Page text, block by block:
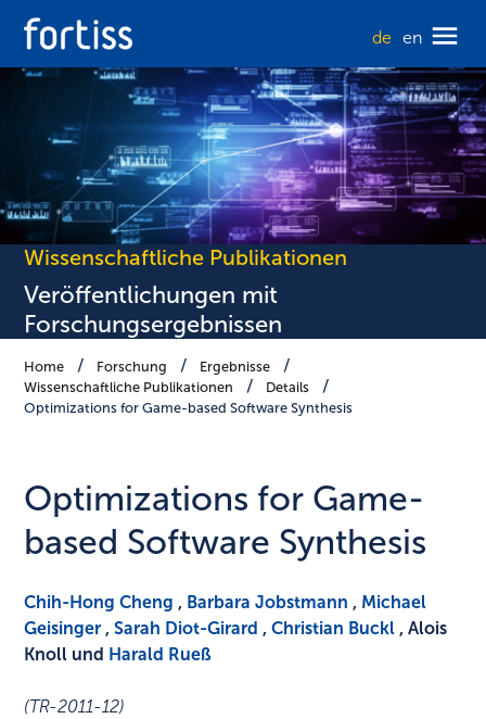
de en
Wissenschaftliche Publikationen
Veröffentlichungen mit
Forschungsergebnissen
Home Forschung
Ergebnisse
Wissenschaftliche Publikationen
Details
Optimizations for Game-based Software Synthesis
Optimizations for Game-
based Software Synthesis
Chih-Hong Cheng , Barbara Jobstmann , Michael
Geisinger ,Sarah Diot-Girard ,Christian Buckl , Alois
Knoll und Harald Rueß
(TR-2011-12)